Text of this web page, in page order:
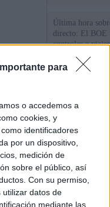
para
o accedemos a
cookies, y
identificadores
por un dispositivo,
medición de
sobre el público, así
Con su permiso,
utilizar datos de
mediante las
Última hora
directo: El BOE
controles a
tacha de
Los viajeros
y Cookies